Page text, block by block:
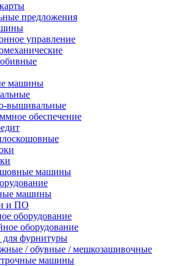
предложения
управление
машины
вышивальные
обеспечение
машины
машины
и ПО
оборудование
оборудование
для фурнитуры
/ обувные / мешкозашивочные
машины